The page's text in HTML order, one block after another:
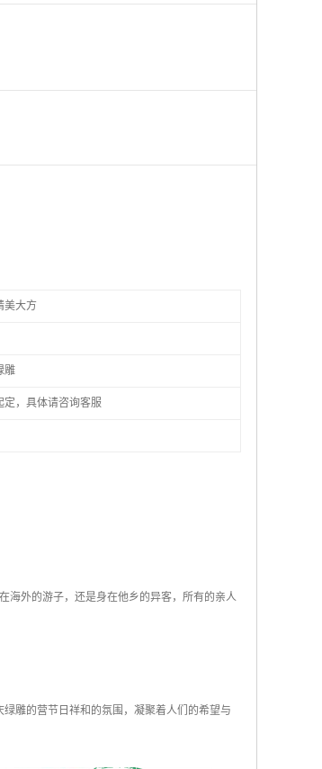
美大方
雕
定，具体请咨询客服
海外的游子，还是身在他乡的异客，所有的亲人
雕的营节日祥和的氛围，凝聚着人们的希望与